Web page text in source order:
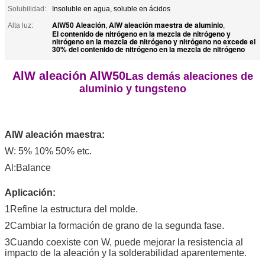
Solubilidad:
Insoluble en agua, soluble en ácidos
Alta luz:
AlW50 Aleación, AlW aleación maestra de aluminio,
El contenido de nitrógeno en la mezcla de nitrógeno y
nitrógeno en la mezcla de nitrógeno y nitrógeno no excede el
30% del contenido de nitrógeno en la mezcla de nitrógeno
AlW aleación AlW50Las demás aleaciones de
aluminio y tungsteno
AlW aleación maestra:
W: 5% 10% 50% etc.
Al:Balance
Aplicación:
1Refine la estructura del molde.
2Cambiar la formación de grano de la segunda fase.
3Cuando coexiste con W, puede mejorar la resistencia al
impacto de la aleación y la solderabilidad aparentemente.